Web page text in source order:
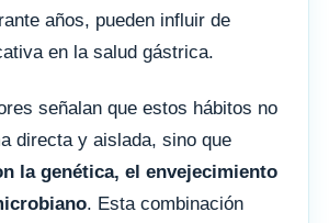
años, pueden influir de
en la salud gástrica.
señalan que estos hábitos no
directa y aislada, sino que
la genética, el envejecimiento
. Esta combinación